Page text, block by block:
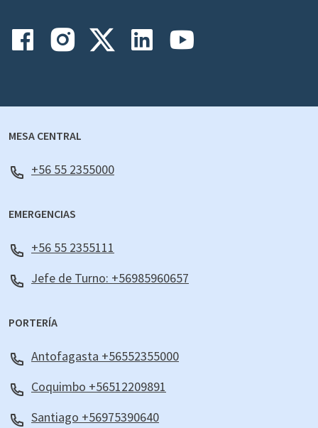
MESA CENTRAL
+56 55 2355000
EMERGENCIAS
+56 55 2355111
Jefe de Turno: +56985960657
PORTERÍA
Antofagasta +56552355000
Coquimbo +56512209891
Santiago +56975390640